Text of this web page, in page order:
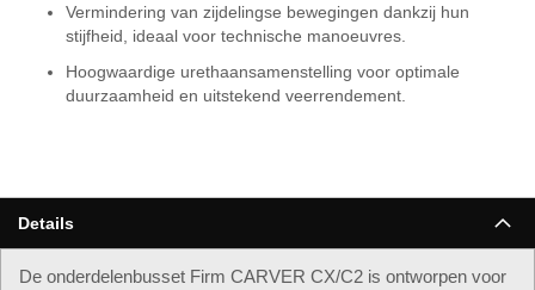
Vermindering van zijdelingse bewegingen dankzij hun
stijfheid, ideaal voor technische manoeuvres.
Hoogwaardige urethaansamenstelling voor optimale
duurzaamheid en uitstekend veerrendement.
Details
De onderdelenbusset Firm CARVER CX/C2 is ontworpen voor